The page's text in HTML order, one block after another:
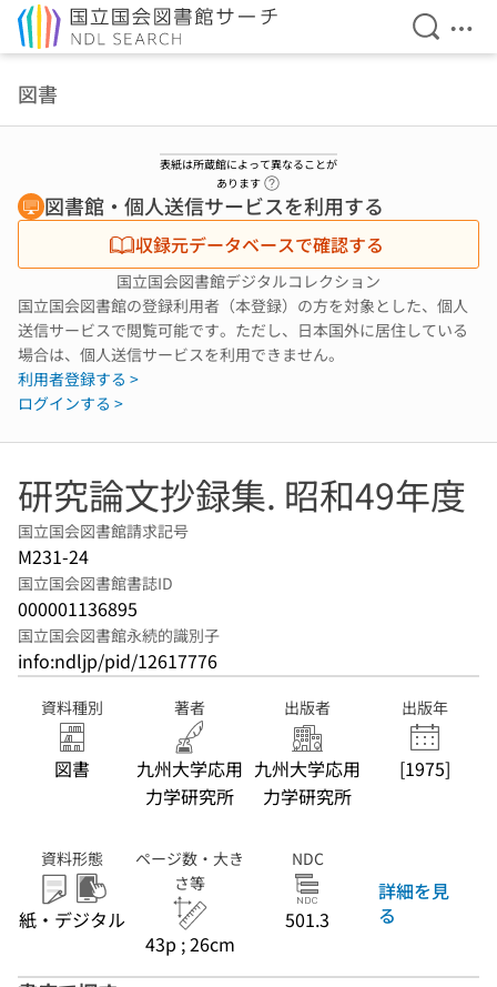
検索を
メ
図書
表紙は所蔵館によって異なることが
あります
図書館・個人送信サービスを利用する
収録元データベースで確認する
国立国会図書館デジタルコレクション
国立国会図書館の登録利用者（本登録）の方を対象とした、個人
送信サービスで閲覧可能です。ただし、日本国外に居住している
場合は、個人送信サービスを利用できません。
利用者登録する >
ログインする >
研究論文抄録集. 昭和49年度
国立国会図書館請求記号
M231-24
国立国会図書館書誌ID
000001136895
国立国会図書館永続的識別子
info:ndljp/pid/12617776
資料種別
図書
著者
九州大学応用
力学研究所
出版者
九州大学応用
力学研究所
出版年
[1975]
資料形態
紙・デジタル
ページ数・大き
さ等
43p ; 26cm
NDC
501.3
詳細を見
る